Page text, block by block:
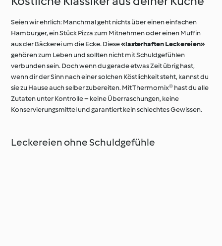
Seien wir ehrlich: Manchmal geht nichts über einen einfachen
Hamburger, ein Stück Pizza zum Mitnehmen oder einen Muffin
aus der Bäckerei um die Ecke. Diese«lasterhaften Leckereien»
gehören zum Leben und sollten nicht mit Schuldgefühlen
verbunden sein. Doch wenn du gerade etwas Zeit übrig hast,
wenn dir der Sinn nach einer solchen Köstlichkeit steht, kannst du
sie zu Hause auch selber zubereiten. Mit Thermomix® hast du alle
Zutaten unter Kontrolle – keine Überraschungen, keine
Konservierungsmittel und garantiert kein schlechtes Gewissen.
Leckereien ohne Schuldgefühle